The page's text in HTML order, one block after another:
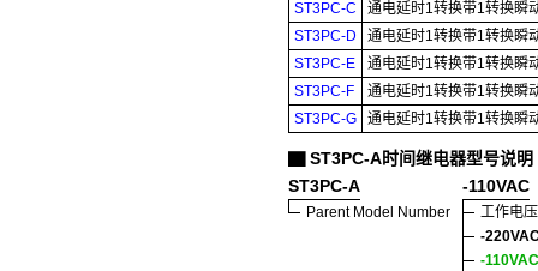
ST3PC-C
通电延时1转换带1转换瞬
ST3PC-D
通电延时1转换带1转换瞬
ST3PC-E
通电延时1转换带1转换瞬
ST3PC-F
通电延时1转换带1转换瞬
ST3PC-G
通电延时1转换带1转换瞬
ST3PC-A时间继电器型号说明
ST3PC-A
Parent Model Number
-110VAC
工作电压
-
-110VAC